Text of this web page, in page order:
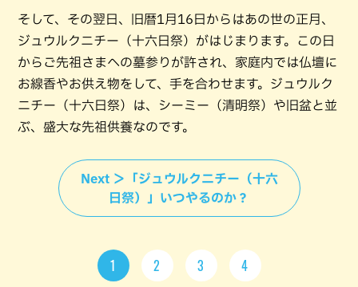
そして、その翌日、旧暦1月16日からはあの世の正月、
ジュウルクニチー（十六日祭）がはじまります。この日
からご先祖さまへの墓参りが許され、家庭内では仏壇に
お線香やお供え物をして、手を合わせます。ジュウルク
ニチー（十六日祭）は、シーミー（清明祭）や旧盆と並
ぶ、盛大な先祖供養なのです。
Next ＞「ジュウルクニチー（十六
日祭）」いつやるのか？
1 2 3 4